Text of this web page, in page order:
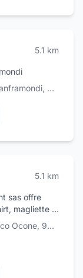
5.1 km
, Guardia
5.1 km
sas offre
magliette e
con
possibile
come la
su
anche la
Via Grande Ufficiale Domenico Ocone, 93,